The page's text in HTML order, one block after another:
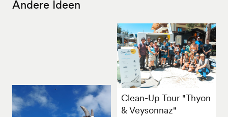
Andere Ideen
Clean-Up Tour "Thyon
& Veysonnaz"